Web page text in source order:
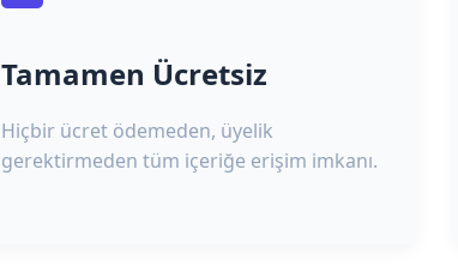
Tamamen Ücretsiz
Hiçbir ücret ödemeden, üyelik
gerektirmeden tüm içeriğe erişim imkanı.